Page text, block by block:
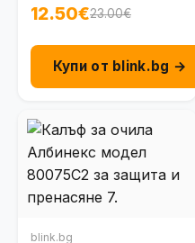
очила, черен
12.50€23.00€
Купи от blink.bg →
blink.bg